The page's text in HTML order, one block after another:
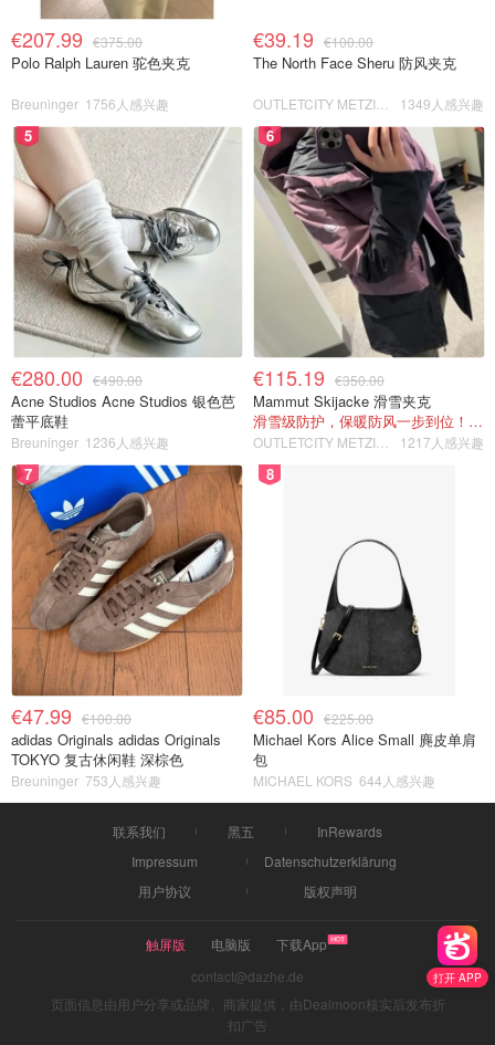
打开 APP
€207.99 €375.00
Polo Ralph Lauren 驼色夹克
Breuninger 1756人感兴趣
€39.19 €100.00
The North Face Sheru 防风夹克
1349人感兴趣
5
€280.00 €490.00
Acne Studios Acne Studios 银色芭
蕾平底鞋
Breuninger 1236人感兴趣
6
€115.19 €350.00
Mammut Skijacke 滑雪夹克
滑雪级防护，保暖防风一步到位！仅剩s！
1217人感兴趣
7
€47.99 €100.00
adidas Originals adidas Originals
TOKYO 复古休闲鞋 深棕色
Breuninger 753人感兴趣
8
€85.00 €225.00
Michael Kors Alice Small 麂皮单肩
包
MICHAEL KORS 644人感兴趣
联系我们 黑五
InRewards
Impressum
Datenschutzerklärung
用户协议
版权声明
触屏版 电脑版
下载App
contact@dazhe.de
页面信息由用户分享或品牌、商家提供，由Dealmoon核实后发布折
扣广告